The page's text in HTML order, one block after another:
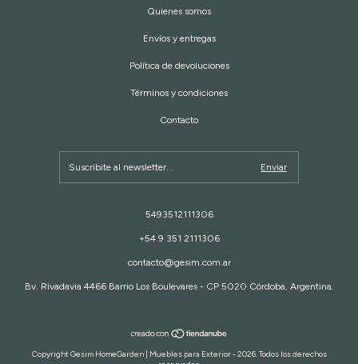
Quienes somos
Envíos y entregas
Política de devoluciones
Términos y condiciones
Contacto
5493512111306
+54 9 351 2111306
contacto@gesim.com.ar
Bv. Rivadavia 4466 Barrio Los Boulevares - CP 5020 Córdoba, Argentina.
Copyright Gesim HomeGarden | Muebles para Exterior - 2026. Todos los derechos